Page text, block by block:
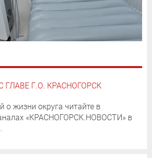
ГЛАВЕ Г.О. КРАСНОГОРСК
о жизни округа читайте в
«КРАСНОГОРСК.НОВОСТИ» в
.